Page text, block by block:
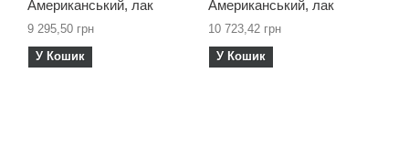
Американський, лак
9 295,50 грн
У Кошик
Американський, лак
10 723,42 грн
У Кошик